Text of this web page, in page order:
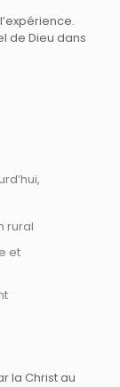
de Dieu dans
rural
et
la Christ au